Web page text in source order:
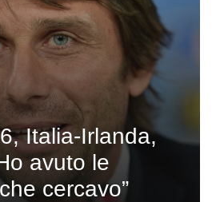
Italia-Irlanda,
avuto le
cercavo”